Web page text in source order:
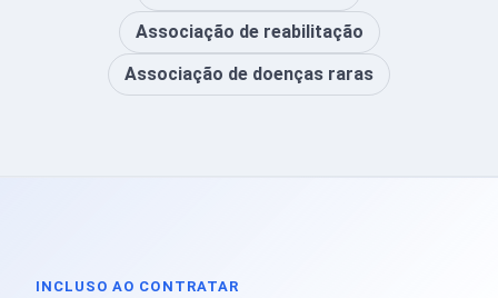
Associação de reabilitação
Associação de doenças raras
INCLUSO AO CONTRATAR